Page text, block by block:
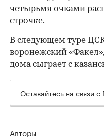
четырьмя очками
строчке.
В следующем туре
воронежский
дома сыграет с
Оставайтесь на связи с
Авторы